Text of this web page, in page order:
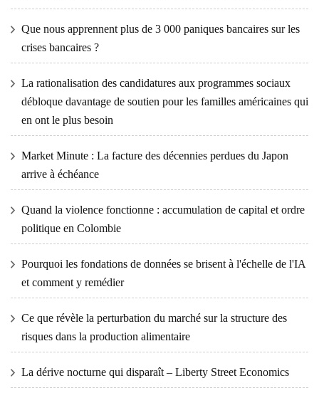
Que nous apprennent plus de 3 000 paniques bancaires sur les
crises bancaires ?
La rationalisation des candidatures aux programmes sociaux
débloque davantage de soutien pour les familles américaines qui
en ont le plus besoin
Market Minute : La facture des décennies perdues du Japon
arrive à échéance
Quand la violence fonctionne : accumulation de capital et ordre
politique en Colombie
Pourquoi les fondations de données se brisent à l'échelle de l'IA
et comment y remédier
Ce que révèle la perturbation du marché sur la structure des
risques dans la production alimentaire
La dérive nocturne qui disparaît – Liberty Street Economics